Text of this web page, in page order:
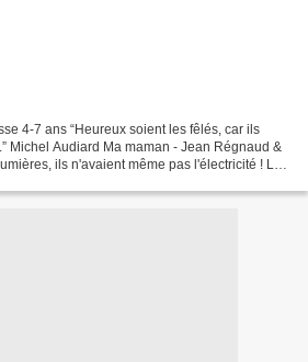
4-7 ans “Heureux soient les fêlés, car ils
Michel Audiard Ma maman - Jean Régnaud &
ils n'avaient même pas l'électricité ! Le